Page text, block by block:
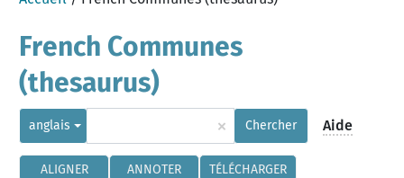
French Communes
(thesaurus)
anglais × Chercher Aide
ALIGNER ANNOTER TÉLÉCHARGER